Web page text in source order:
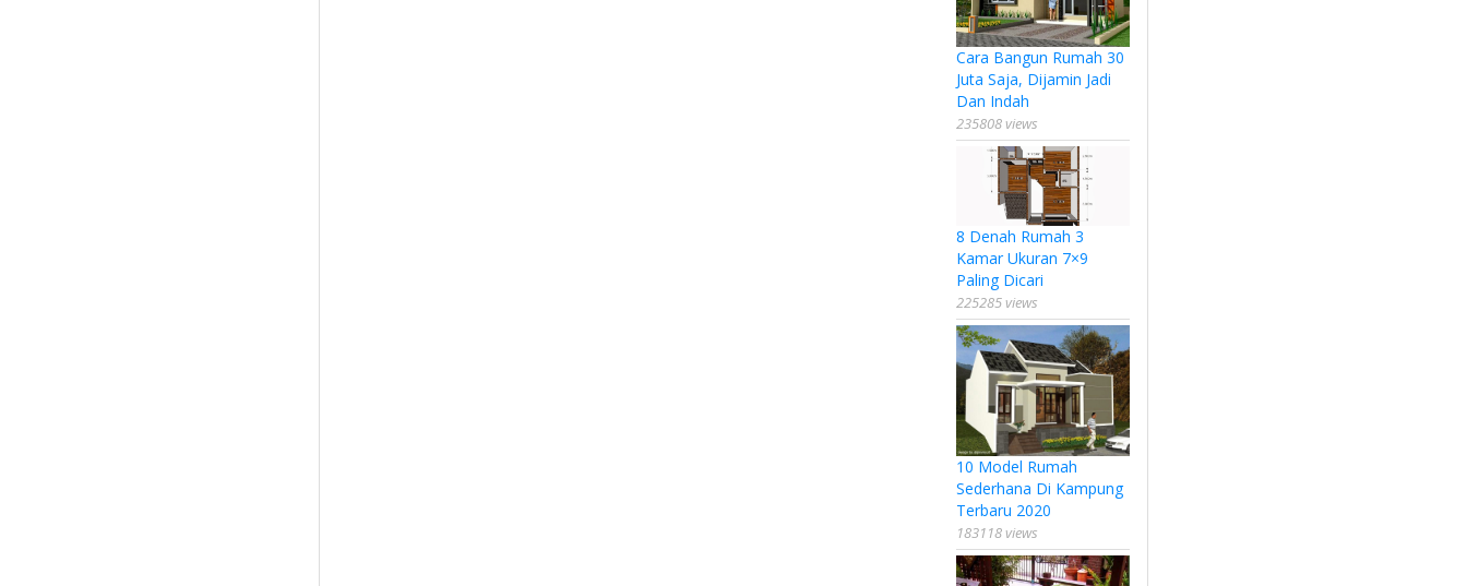
Cara Bangun Rumah 30
Juta Saja, Dijamin Jadi
Dan Indah
235808 views
8 Denah Rumah 3
Kamar Ukuran 7×9
Paling Dicari
225285 views
10 Model Rumah
Sederhana Di Kampung
Terbaru 2020
183118 views